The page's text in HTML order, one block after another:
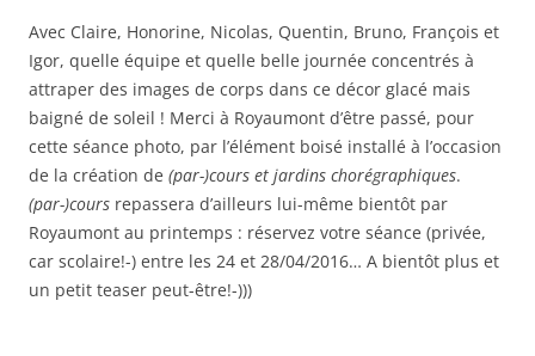
Avec Claire, Honorine, Nicolas, Quentin, Bruno, François et
Igor, quelle équipe et quelle belle journée concentrés à
attraper des images de corps dans ce décor glacé mais
baigné de soleil ! Merci à Royaumont d’être passé, pour
cette séance photo, par l’élément boisé installé à l’occasion
de la création de (par-)cours et jardins chorégraphiques.
(par-)cours repassera d’ailleurs lui-même bientôt par
Royaumont au printemps : réservez votre séance (privée,
car scolaire!-) entre les 24 et 28/04/2016… A bientôt plus et
un petit teaser peut-être!-)))